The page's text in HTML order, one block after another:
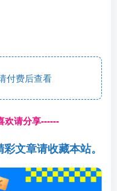
付费后查看
欢请分享------
文章请收藏本站。